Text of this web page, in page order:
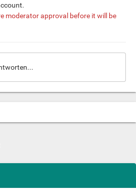
moderator approval before it will be